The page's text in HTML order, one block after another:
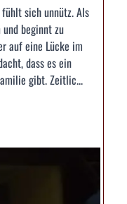
sich unnütz. Als
beginnt zu
auf eine Lücke im
dass es ein
gibt. Zeitlic...